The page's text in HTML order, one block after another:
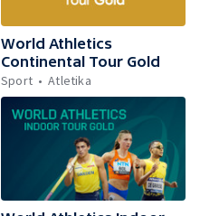
World Athletics
Continental Tour Gold
Sport
Atletika